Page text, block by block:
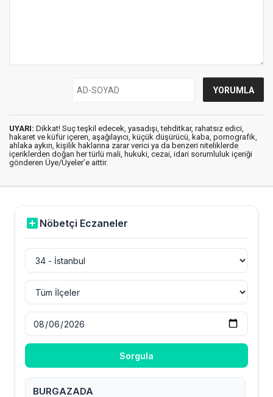
UYARI: Dikkat! Suç teşkil edecek, yasadışı, tehditkar, rahatsız edici,
hakaret ve küfür içeren, aşağılayıcı, küçük düşürücü, kaba, pornografik,
ahlaka aykırı, kişilik haklarına zarar verici ya da benzeri niteliklerde
içeriklerden doğan her türlü mali, hukuki, cezai, idari sorumluluk içeriği
gönderen Üye/Üyeler’e aittir.